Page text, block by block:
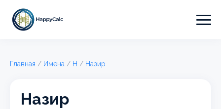
Главная / Имена / Н / Назир
Назир